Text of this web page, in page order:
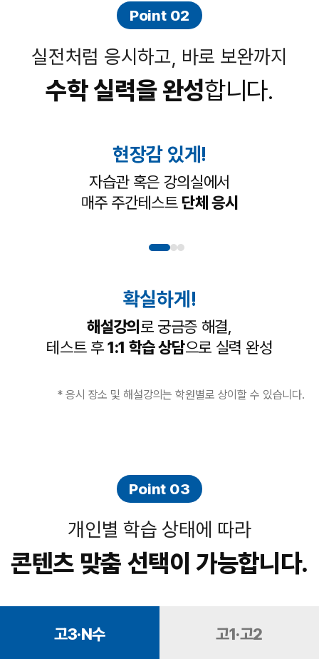
Point 02
실전처럼 응시하고, 바로 보완까지
수학 실력을 완성합니다.
현장감 있게!
자습관 혹은 강의실에서
매주 주간테스트 단체 응시
확실하게!
해설강의 로 궁금증 해결,
테스트 후1:1 학습 상담으로 실력 완성
* 응시 장소 및 해설강의는 학원별로 상이할 수 있습니다.
Point 03
개인별 학습 상태에 따라
콘텐츠 맞춤 선택이 가능합니다.
고3·N수 고1·고2